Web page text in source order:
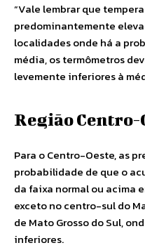
“Vale lembrar que
predominantemente
localidades onde há a
média, os termômetros
levemente inferiores à
Região Centro-
Para o Centro-Oeste, as
probabilidade de que o
da faixa normal ou acima
exceto no centro-sul do
de Mato Grosso do Sul,
inferiores.